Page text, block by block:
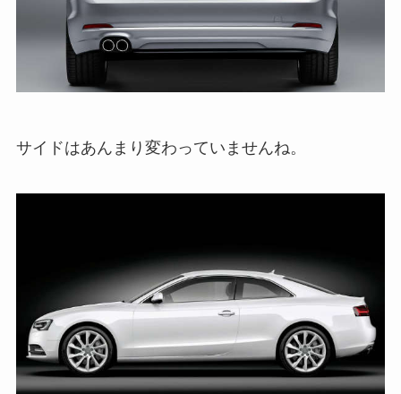
サイドはあんまり変わっていませんね。